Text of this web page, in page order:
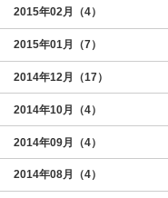
2015年02月（4）
2015年01月（7）
2014年12月（17）
2014年10月（4）
2014年09月（4）
2014年08月（4）